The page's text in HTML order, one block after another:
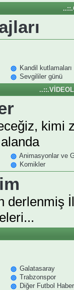
Kandil kutlamaları
Sevgililer günü
kimi
Animasyonlar ve
Komikler
derlenmiş
Galatasaray
Trabzonspor
Diğer Futbol